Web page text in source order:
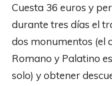
Cuesta 36 euros y
durante tres días el
dos monumentos (el
Romano y Palatino
solo) y obtener